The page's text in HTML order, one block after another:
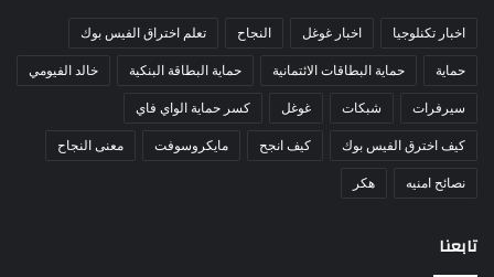
اخبار تكنلوجيا اخبار غوغل النجاح تعلم اختراق الفيس بوك
حماية حماية البطاقات الائتمانية حماية البطاقة البنكية خالد الفيومي
سيرفرات شبكات غوغل كسر حماية الواي فاي
كيف اخترق الفيس بوك كيف انجح مايكروسوفت معنى النجاح
نصائح امنيه هكر
تابعنا